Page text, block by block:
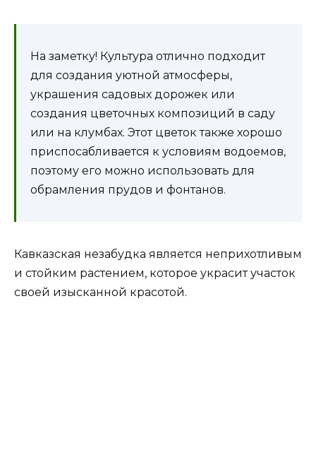
На заметку! Культура отлично подходит
для создания уютной атмосферы,
украшения садовых дорожек или
создания цветочных композиций в саду
или на клумбах. Этот цветок также хорошо
приспосабливается к условиям водоемов,
поэтому его можно использовать для
обрамления прудов и фонтанов.
Кавказская незабудка является неприхотливым
и стойким растением, которое украсит участок
своей изысканной красотой.